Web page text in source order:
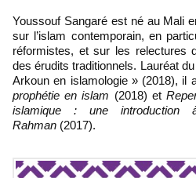
Youssouf Sangaré est né au Mali
sur l’islam contemporain, en
réformistes, et sur les relectures
des érudits traditionnels. Lauréat
Arkoun en islamologie » (2018), il
prophétie en islam (2018) et
islamique : une
Rahman (2017).